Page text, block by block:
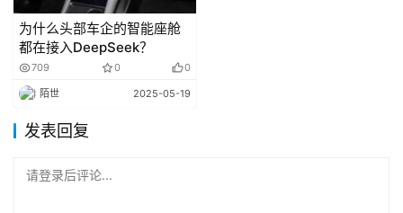
今年市场几度流传阿维塔要与华为 “脱钩” 的说法，但
阿维塔迅速辟谣。4 月 18 日，阿维塔科技法务部发布声明
称，所谓 “抛弃华为”“淡化华为标签” 等言论完全失实，并强
调华为是其 “最亲密的战略合作伙伴”。
在次日阿维塔 06
长”，后续他和阿维塔科技总裁陈卓在发言中都主动提到 “安
为什么头部车企的智能座舱
都在接入DeepSeek？
709 0 0
陌世 2025-05-19
发表回复
请登录后评论...